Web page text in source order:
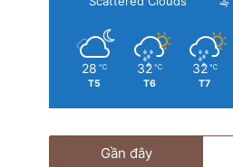
28 ℃
T5
32 ℃
T6
32 ℃
T7
Gần đây